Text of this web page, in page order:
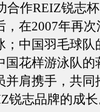
作REIZ锐志杯
，在2007年再
；中国羽毛球队
花样游泳队的
肩携手，共同
锐志品牌的成